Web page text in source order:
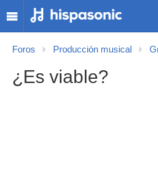
Foros Producción musical
¿Es viable?